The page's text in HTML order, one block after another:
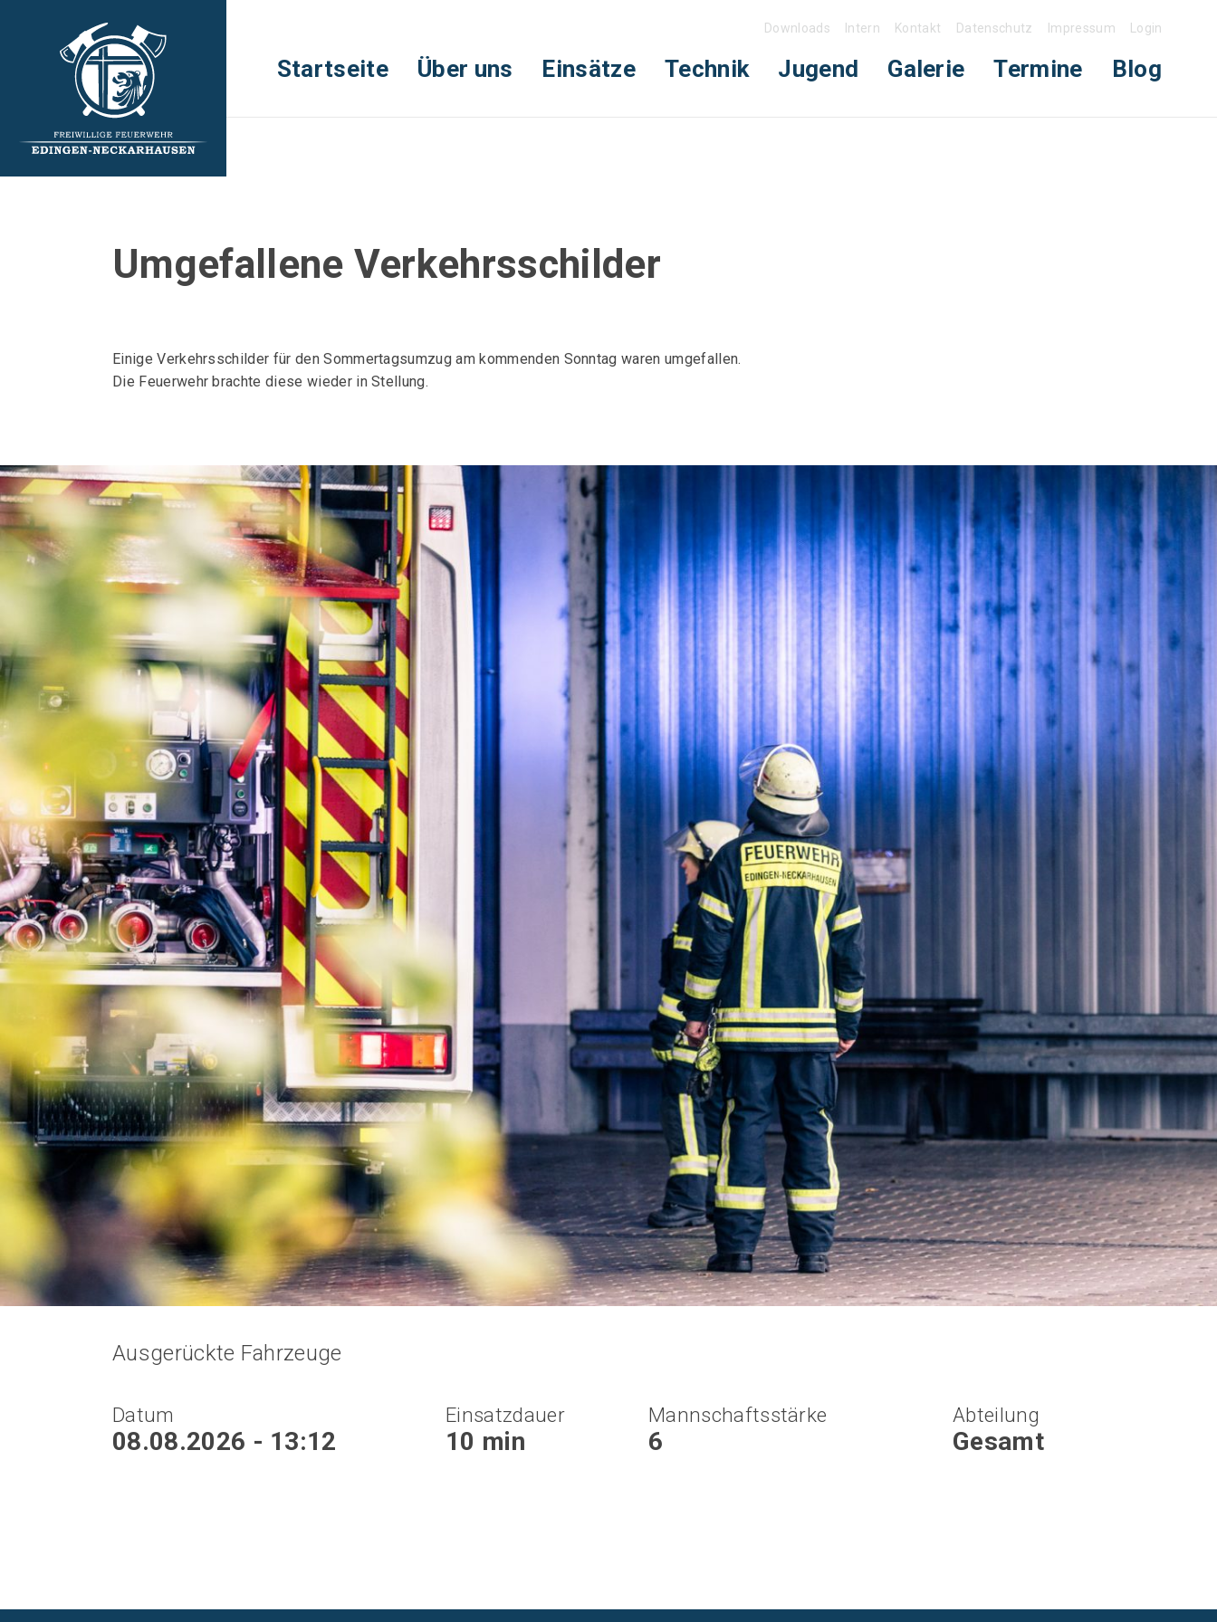
Downloads Intern Kontakt Datenschutz Impressum Login
Startseite Über uns Einsätze Technik Jugend Galerie Termine Blog
Umgefallene Verkehrsschilder
Einige Verkehrsschilder für den Sommertagsumzug am kommenden Sonntag waren umgefallen.
Die Feuerwehr brachte diese wieder in Stellung.
Ausgerückte Fahrzeuge
Datum
08.08.2026 - 13:12
Einsatzdauer
10 min
Mannschaftsstärke
6
Abteilung
Gesamt